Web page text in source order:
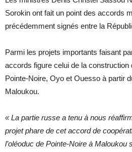
Sorokin ont fait un point des accords
précédemment signés entre la
Parmi les projets importants faisant
accords figure celui de la construction
Pointe-Noire, Oyo et Ouesso à partir
Maloukou.
« La partie russe a tenu à nous
projet phare de cet accord de
l’oléoduc de Pointe-Noire à Maloukou